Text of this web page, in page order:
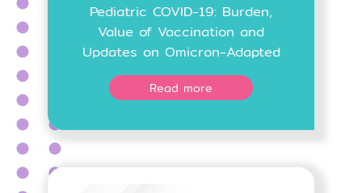
Pediatric COVID-19: Burden,
Value of Vaccination and
Updates on Omicron-Adapted
mRNA COVID-19 Vaccine
Read more